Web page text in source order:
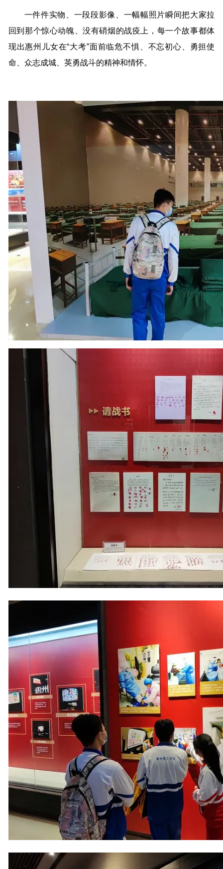
一件件实物、一段段影像、一幅幅照片瞬间把大家拉
回到那个惊心动魄、没有硝烟的战疫上，每一个故事都体
现出惠州儿女在“大考”面前临危不惧、不忘初心、勇担使
命、众志成城、英勇战斗的精神和情怀。